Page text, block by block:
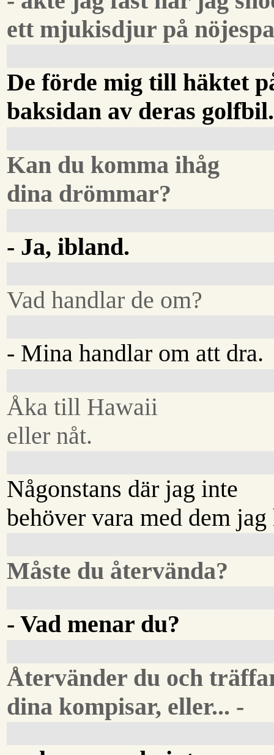
ett mjukisdjur på
De förde mig till häktet
baksidan av deras golfbil.
Kan du komma ihåg
dina drömmar?
- Ja, ibland.
Vad handlar de om?
- Mina handlar om att dra.
Åka till Hawaii
eller nåt.
Någonstans där jag inte
behöver vara med dem jag
Måste du återvända?
- Vad menar du?
Återvänder du och
dina kompisar, eller... -